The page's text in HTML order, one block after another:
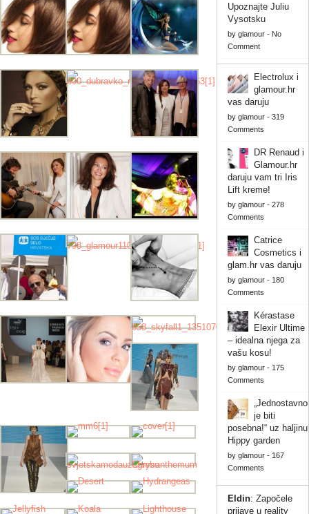
Upoznajte Juliu
Vysotsku
by glamour- No
Comment
Electrolux i
glamour.hr
vas daruju
by glamour- 319
Comments
DR Renaud i
Glamour.hr
daruju vam tri Iris
Lift kreme!
by glamour- 278
Comments
Catrice
Cosmetics i
glam.hr vas daruju
by glamour- 180
Comments
Kérastase
Elexir Ultime
– idealna njega za
vašu kosu!
by glamour- 175
Comments
„Jednostavno
je biti
posebna!“ uz haljinu
Hippy garden
by glamour- 167
Comments
Eldin: Započele
prijave u reality